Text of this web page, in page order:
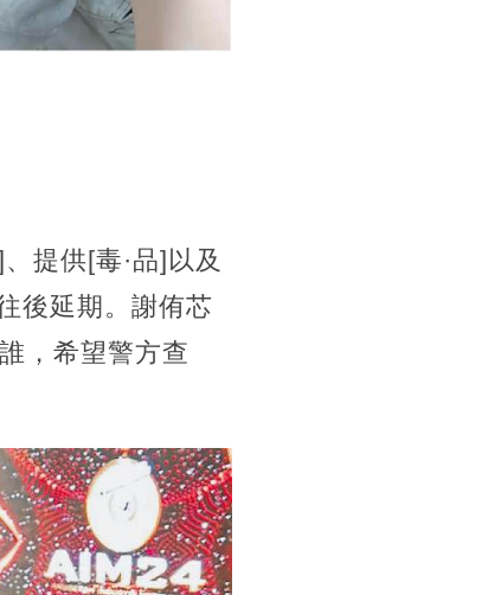
提供[毒·品]以及
後延期。謝侑芯
，希望警方查